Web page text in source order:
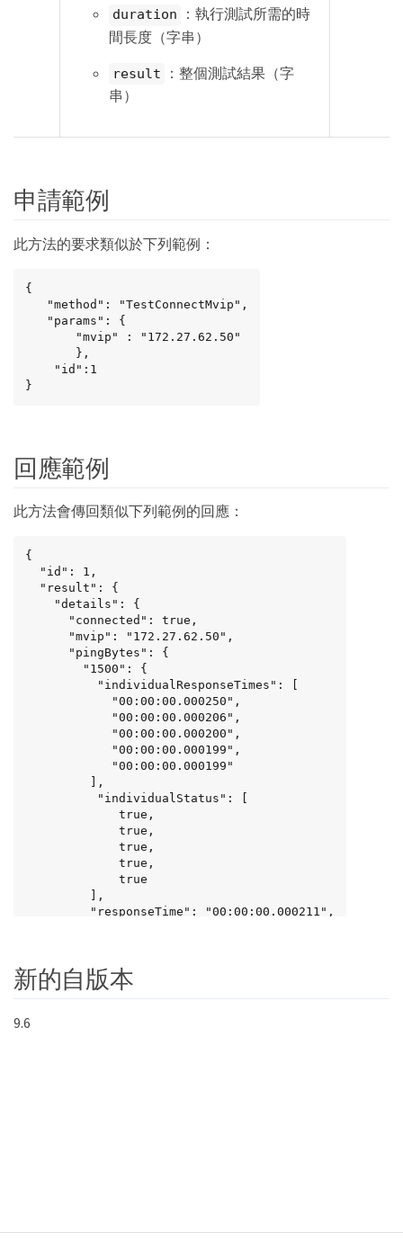
duration
：執行測試所需的時
間長度（字串）
result
：整個測試結果（字
串）
申請範例
此方法的要求類似於下列範例：
{
}
回應範例
此方法會傳回類似下列範例的回應：
{
          "individualResponseTimes": [
            "00:00:00.000217",
            "00:00:00.000117",
        }
新的自版本
9.6